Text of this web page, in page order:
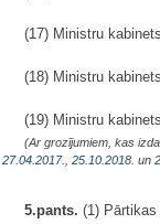
(17) Ministru
(18) Ministru
(19) Ministru
(Ar grozījumiem, kas
27.04.2017., 25.10.2018. un
5.pants. (1)